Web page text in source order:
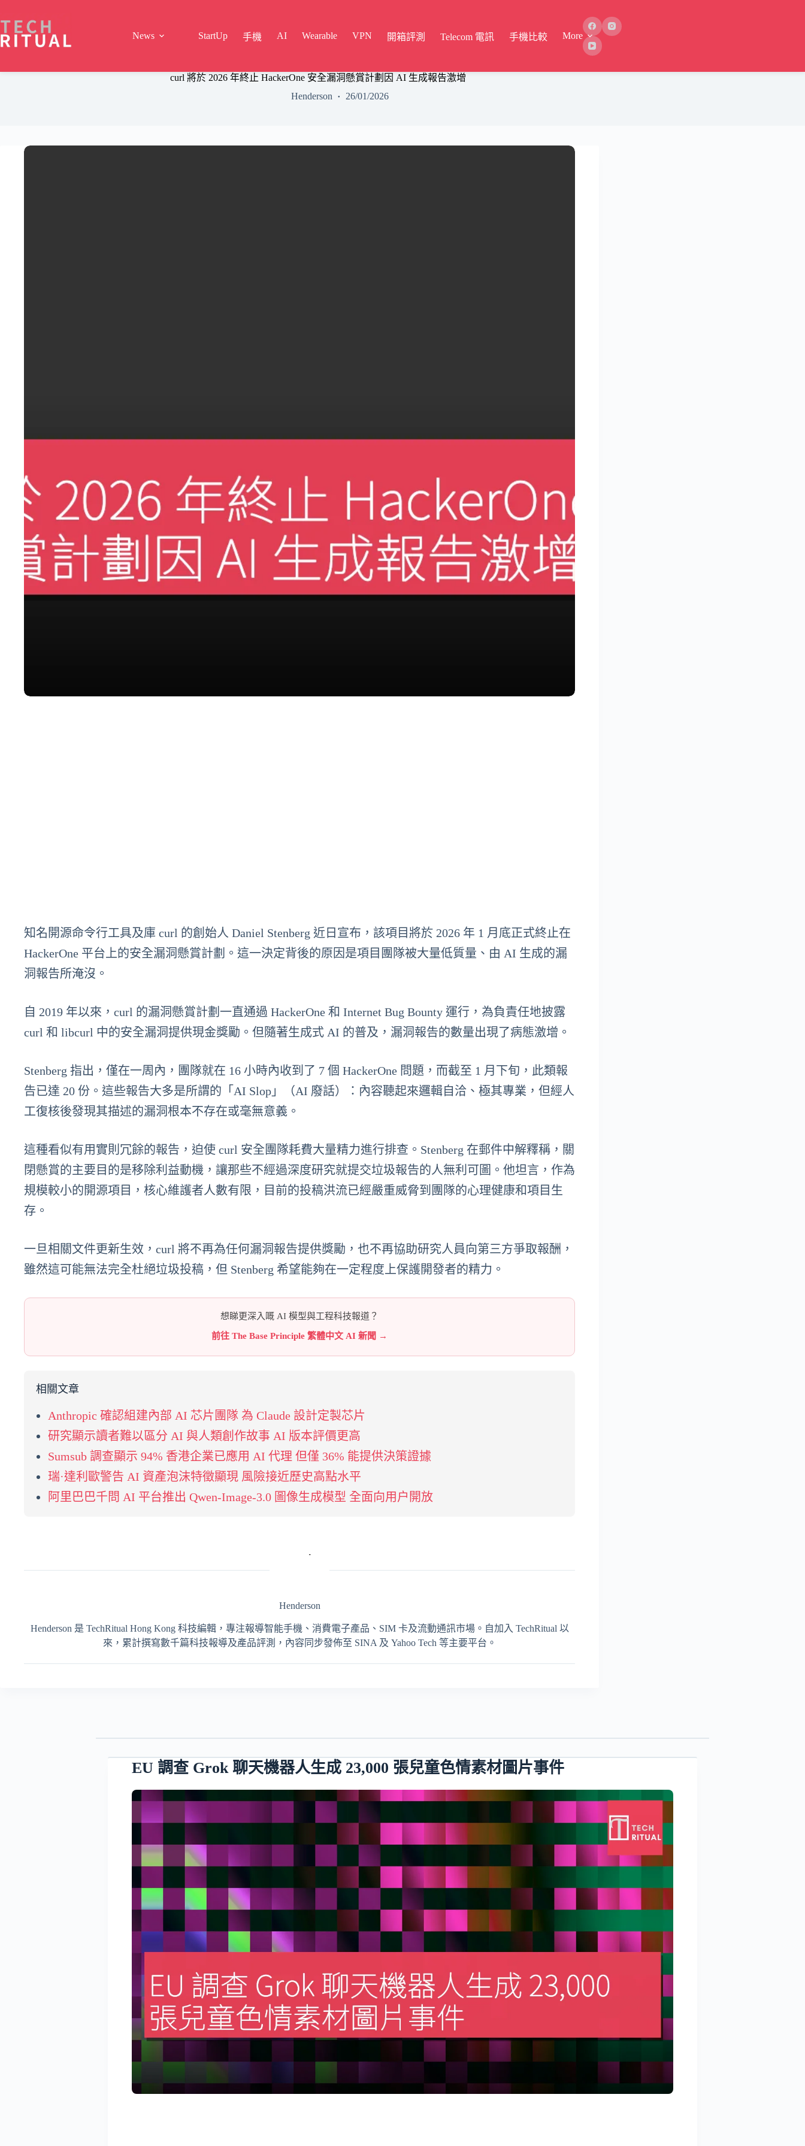
content
News
StartUp 手機 AI Wearable VPN 開箱評測 Telecom 電訊 手機比較 More
curl 將於 2026 年終止 HackerOne 安全漏洞懸賞計劃因 AI 生成報告激增
Henderson
26/01/2026
知名開源命令行工具及庫 curl 的創始人 Daniel Stenberg 近日宣布，該項目將於 2026 年 1 月底正式終止在
HackerOne 平台上的安全漏洞懸賞計劃。這一決定背後的原因是項目團隊被大量低質量、由 AI 生成的漏
洞報告所淹沒。
自 2019 年以來，curl 的漏洞懸賞計劃一直通過 HackerOne 和 Internet Bug Bounty 運行，為負責任地披露
curl 和 libcurl 中的安全漏洞提供現金獎勵。但隨著生成式 AI 的普及，漏洞報告的數量出現了病態激增。
Stenberg 指出，僅在一周內，團隊就在 16 小時內收到了 7 個 HackerOne 問題，而截至 1 月下旬，此類報
告已達 20 份。這些報告大多是所謂的「AI Slop」（AI 廢話）：內容聽起來邏輯自洽、極其專業，但經人
工復核後發現其描述的漏洞根本不存在或毫無意義。
這種看似有用實則冗餘的報告，迫使 curl 安全團隊耗費大量精力進行排查。Stenberg 在郵件中解釋稱，關
閉懸賞的主要目的是移除利益動機，讓那些不經過深度研究就提交垃圾報告的人無利可圖。他坦言，作為
規模較小的開源項目，核心維護者人數有限，目前的投稿洪流已經嚴重威脅到團隊的心理健康和項目生
存。
一旦相關文件更新生效，curl 將不再為任何漏洞報告提供獎勵，也不再協助研究人員向第三方爭取報酬，
雖然這可能無法完全杜絕垃圾投稿，但 Stenberg 希望能夠在一定程度上保護開發者的精力。
想睇更深入嘅 AI 模型與工程科技報道？
前往 The Base Principle 繁體中文 AI 新聞 →
相關文章
Anthropic 確認組建內部 AI 芯片團隊 為 Claude 設計定製芯片
研究顯示讀者難以區分 AI 與人類創作故事 AI 版本評價更高
Sumsub 調查顯示 94% 香港企業已應用 AI 代理 但僅 36% 能提供決策證據
瑞·達利歐警告 AI 資產泡沫特徵顯現 風險接近歷史高點水平
阿里巴巴千問 AI 平台推出 Qwen-Image-3.0 圖像生成模型 全面向用户開放
Henderson
Henderson 是 TechRitual Hong Kong 科技編輯，專注報導智能手機、消費電子產品、SIM 卡及流動通訊市場。自加入 TechRitual 以
來，累計撰寫數千篇科技報導及產品評測，內容同步發佈至 SINA 及 Yahoo Tech 等主要平台。
EU 調查 Grok 聊天機器人生成 23,000 張兒童色情素材圖片事件